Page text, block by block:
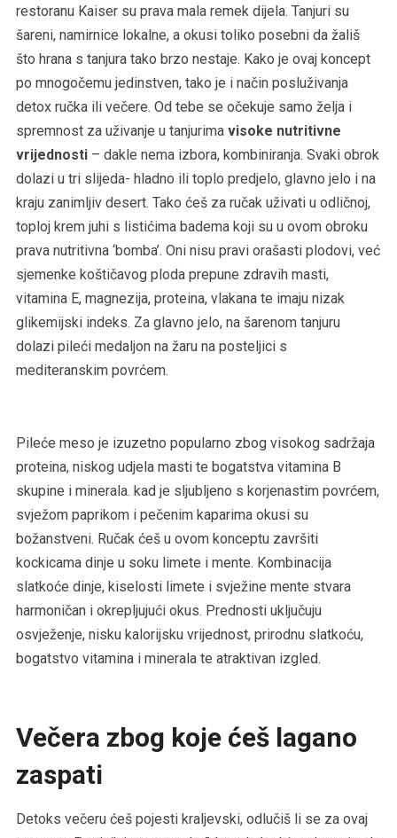
restoranu Kaiser su prava mala remek dijela. Tanjuri su
šareni, namirnice lokalne, a okusi toliko posebni da žališ
što hrana s tanjura tako brzo nestaje. Kako je ovaj koncept
po mnogočemu jedinstven, tako je i način posluživanja
detox ručka ili večere. Od tebe se očekuje samo želja i
spremnost za uživanje u tanjurima visoke nutritivne
vrijednosti– dakle nema izbora, kombiniranja. Svaki obrok
dolazi u tri slijeda- hladno ili toplo predjelo, glavno jelo i na
kraju zanimljiv desert. Tako ćeš za ručak uživati u odličnoj,
toploj krem juhi s listićima badema koji su u ovom obroku
prava nutritivna ‘bomba’. Oni nisu pravi orašasti plodovi, već
sjemenke koštičavog ploda prepune zdravih masti,
vitamina E, magnezija, proteina, vlakana te imaju nizak
glikemijski indeks. Za glavno jelo, na šarenom tanjuru
dolazi pileći medaljon na žaru na posteljici s
mediteranskim povrćem.
Pileće meso je izuzetno popularno zbog visokog sadržaja
proteina, niskog udjela masti te bogatstva vitamina B
skupine i minerala. kad je sljubljeno s korjenastim povrćem,
svježom paprikom i pečenim kaparima okusi su
božanstveni. Ručak ćeš u ovom konceptu završiti
kockicama dinje u soku limete i mente. Kombinacija
slatkoće dinje, kiselosti limete i svježine mente stvara
harmoničan i okrepljujući okus. Prednosti uključuju
osvježenje, nisku kalorijsku vrijednost, prirodnu slatkoću,
bogatstvo vitamina i minerala te atraktivan izgled.
Večera zbog koje ćeš lagano
zaspati
Detoks večeru ćeš pojesti kraljevski, odlučiš li se za ovaj